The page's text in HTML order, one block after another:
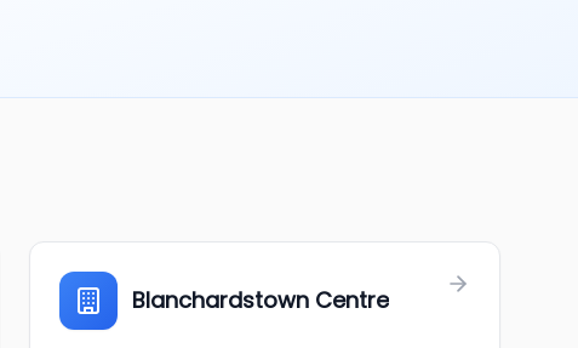
Blanchardstown Centre